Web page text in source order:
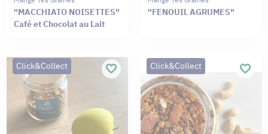
"MACCHIATO NOISETTES"
Café et Chocolat au Lait
"FENOUIL AGRUMES"
Click&Collect Click&Collect